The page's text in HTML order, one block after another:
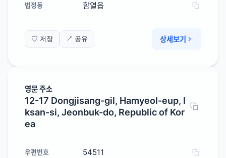
법정동 함열읍
♡ 저장 ↗ 공유 상세보기
영문 주소
12-17 Dongjisang-gil, Hamyeol-eup, I
ksan-si, Jeonbuk-do, Republic of Kor
ea
우편번호 54511